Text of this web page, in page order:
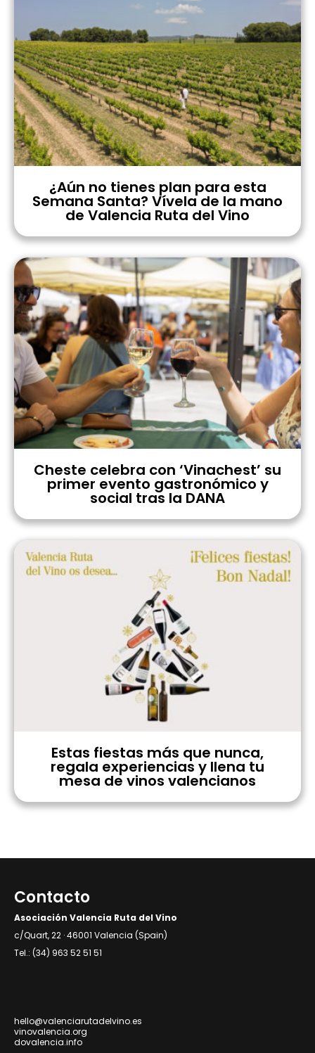
¿Aún no tienes plan para esta
Semana Santa? Vívela de la mano
de Valencia Ruta del Vino
Cheste celebra con ‘Vinachest’ su
primer evento gastronómico y
social tras la DANA
Estas fiestas más que nunca,
regala experiencias y llena tu
mesa de vinos valencianos
Contacto
Asociación Valencia Ruta del Vino
c/Quart, 22 · 46001 Valencia (Spain)
Tel.: (34) 963 52 51 51
hello@valenciarutadelvino.es
vinovalencia.org
dovalencia.info